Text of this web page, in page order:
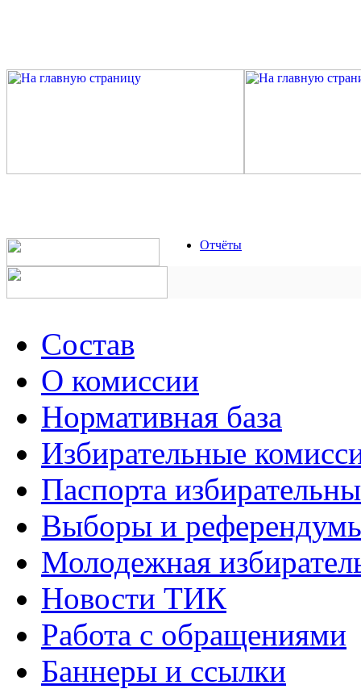
Отчёты
Состав
О комиссии
Нормативная база
Избирательные
Паспорта
Выборы и
Молодежная
Новости ТИК
Работа с обращениями
Баннеры и ссылки